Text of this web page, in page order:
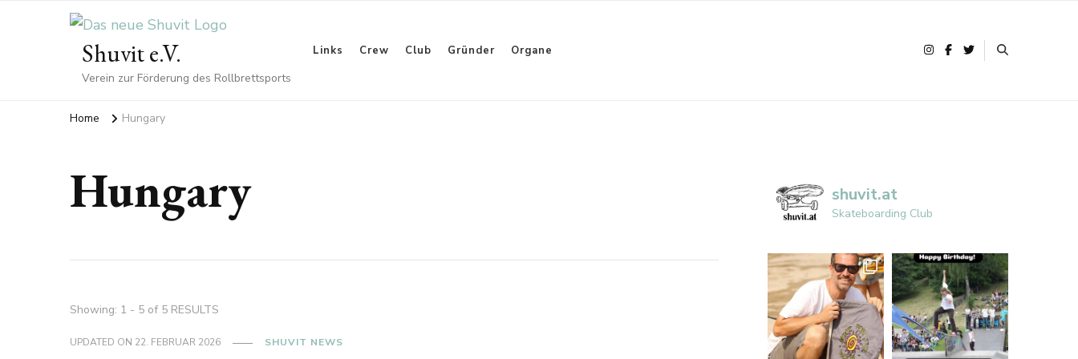
Shuvit e.V.
Verein zur Förderung des Rollbrettsports
Links Crew Club Gründer Organe
Home Hungary
Hungary
Showing: 1 - 5 of 5 RESULTS
UPDATED ON 22. FEBRUAR 2026 SHUVIT NEWS
shuvit.at
Skateboarding Club